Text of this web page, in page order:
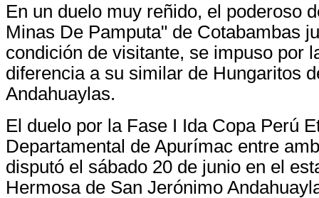
En un duelo muy reñido, el poderoso
Minas De Pamputa" de Cotabambas
condición de visitante, se impuso por
diferencia a su similar de Hungaritos
Andahuaylas.
El duelo por la Fase I Ida Copa Perú
Departamental de Apurímac entre
disputó el sábado 20 de junio en el
Hermosa de San Jerónimo